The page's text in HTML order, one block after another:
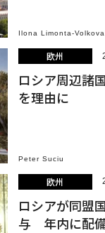
Ilona Limonta-Volkova
欧州
ロシア周辺諸
を理由に
Peter Suciu
欧州
ロシアが同盟
与 年内に配